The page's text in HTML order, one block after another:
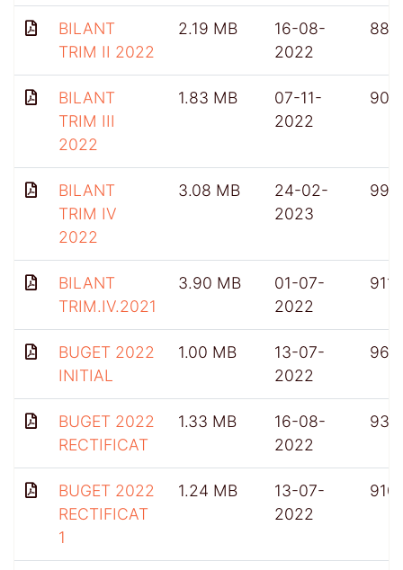
BILANT
TRIM II 2022
2.19 MB
16-08-
2022
886
BILANT
TRIM III
2022
1.83 MB
07-11-
2022
906
BILANT
TRIM IV
2022
3.08 MB
24-02-
2023
992
BILANT
TRIM.IV.2021
3.90 MB
01-07-
2022
911
BUGET 2022
INITIAL
1.00 MB
13-07-
2022
965
BUGET 2022
RECTIFICAT
1.33 MB
16-08-
2022
934
BUGET 2022
RECTIFICAT
1
1.24 MB
13-07-
2022
910